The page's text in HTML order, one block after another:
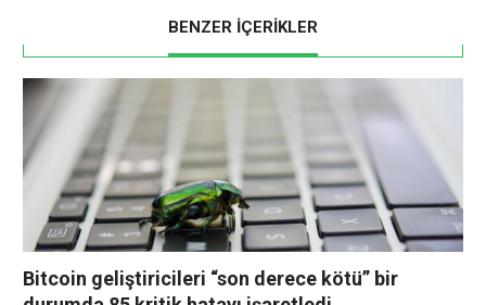
BENZER İÇERİKLER
Bitcoin geliştiricileri “son derece kötü” bir